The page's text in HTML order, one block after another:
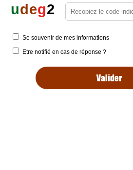
udeg2
Se souvenir de mes informations
Etre notifié en cas de réponse ?